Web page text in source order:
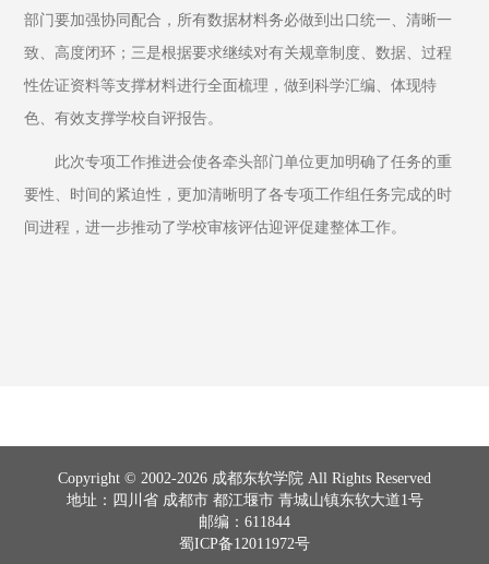
部门要加强协同配合，所有数据材料务必做到出口统一、清晰一
致、高度闭环；三是根据要求继续对有关规章制度、数据、过程
性佐证资料等支撑材料进行全面梳理，做到科学汇编、体现特
色、有效支撑学校自评报告。
此次专项工作推进会使各牵头部门单位更加明确了任务的重
要性、时间的紧迫性，更加清晰明了各专项工作组任务完成的时
间进程，进一步推动了学校审核评估迎评促建整体工作。
Copyright © 2002-2026 成都东软学院 All Rights Reserved
地址：四川省 成都市 都江堰市 青城山镇东软大道1号
邮编：611844
蜀ICP备12011972号